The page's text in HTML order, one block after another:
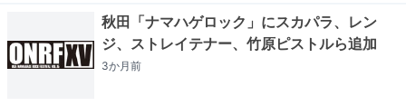
秋田「ナマハゲロック」にスカパラ、レン
ジ、ストレイテナー、竹原ピストルら追加
3か月前